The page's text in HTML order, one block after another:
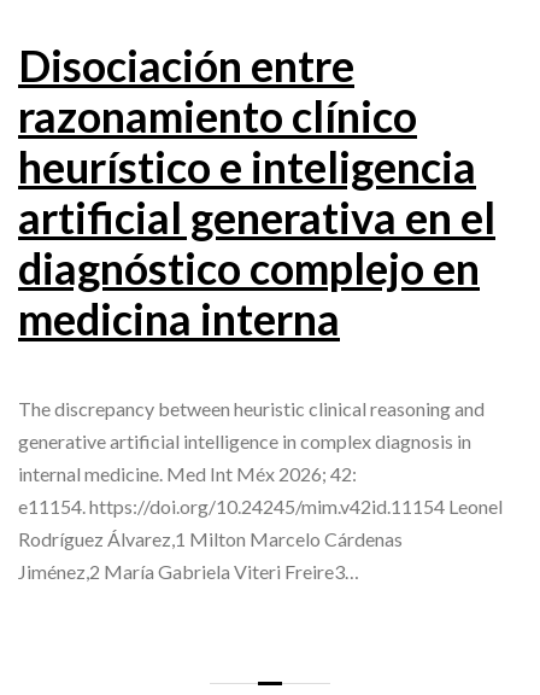
Disociación entre
razonamiento clínico
heurístico e inteligencia
artificial generativa en el
diagnóstico complejo en
medicina interna
The discrepancy between heuristic clinical reasoning and
generative artificial intelligence in complex diagnosis in
internal medicine. Med Int Méx 2026; 42:
e11154. https://doi.org/10.24245/mim.v42id.11154 Leonel
Rodríguez Álvarez,1 Milton Marcelo Cárdenas
Jiménez,2 María Gabriela Viteri Freire3…